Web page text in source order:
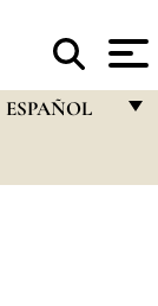
ESPAÑOL